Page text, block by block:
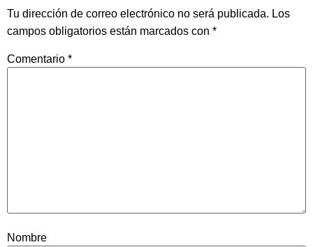
Tu dirección de correo electrónico no será publicada. Los
campos obligatorios están marcados con *
Comentario *
Nombre